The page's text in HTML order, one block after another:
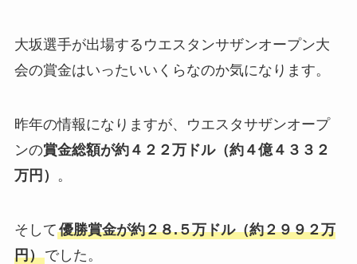
大坂選手が出場するウエスタンサザンオープン大
会の賞金はいったいいくらなのか気になります。
昨年の情報になりますが、ウエスタサザンオープ
ンの賞金総額が約４２２万ドル（約４億４３３２
万円）
。
そして優勝賞金が約２８.５万ドル（約２９９２万
円）でした。